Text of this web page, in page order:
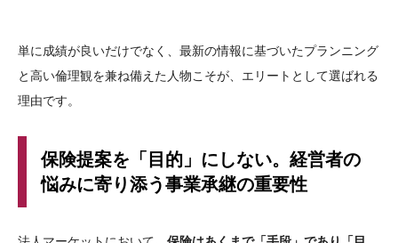
単に成績が良いだけでなく、最新の情報に基づいたプランニング
と高い倫理観を兼ね備えた人物こそが、エリートとして選ばれる
理由です。
保険提案を「目的」にしない。経営者の
悩みに寄り添う事業承継の重要性